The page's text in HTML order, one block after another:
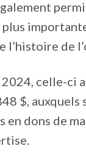
l’histoire de
celle-ci
$, auxquels
en dons de